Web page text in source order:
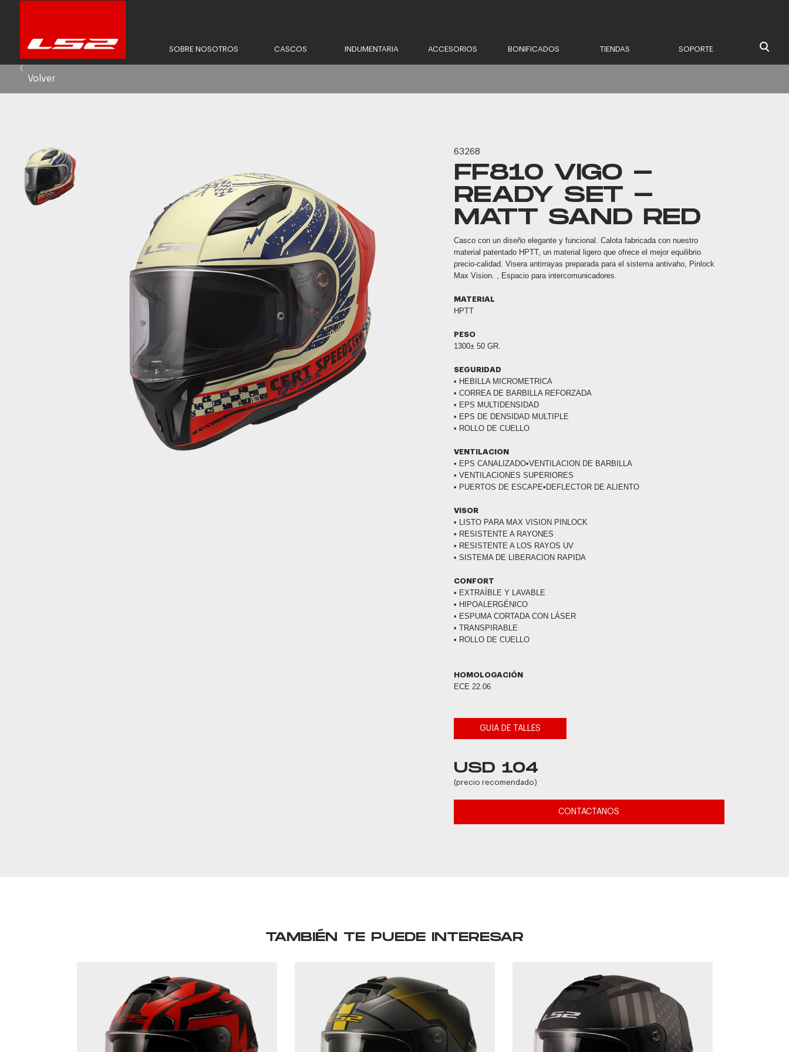
SOBRE NOSOTROS CASCOS INDUMENTARIA ACCESORIOS BONIFICADOS TIENDAS SOPORTE
Volver
63268
FF810 VIGO -
READY SET -
MATT SAND RED
Casco con un diseño elegante y funcional. Calota fabricada con nuestro
material patentado HPTT, un material ligero que ofrece el mejor equilibrio
precio-calidad. Visera antirrayas preparada para el sistema antivaho, Pinlock
Max Vision. , Espacio para intercomunicadores.
MATERIAL
HPTT
PESO
1300± 50 GR.
SEGURIDAD
• HEBILLA MICROMETRICA
• CORREA DE BARBILLA REFORZADA
• EPS MULTIDENSIDAD
• EPS DE DENSIDAD MULTIPLE
• ROLLO DE CUELLO
VENTILACION
• EPS CANALIZADO•VENTILACION DE BARBILLA
• VENTILACIONES SUPERIORES
• PUERTOS DE ESCAPE•DEFLECTOR DE ALIENTO
VISOR
• LISTO PARA MAX VISION PINLOCK
• RESISTENTE A RAYONES
• RESISTENTE A LOS RAYOS UV
• SISTEMA DE LIBERACION RAPIDA
CONFORT
• EXTRAÍBLE Y LAVABLE
• HIPOALERGÉNICO
• ESPUMA CORTADA CON LÁSER
• TRANSPIRABLE
• ROLLO DE CUELLO
HOMOLOGACIÓN
ECE 22.06
GUIA DE TALLES
USD 104
(precio recomendado)
CONTACTANOS
TAMBIÉN TE PUEDE INTERESAR